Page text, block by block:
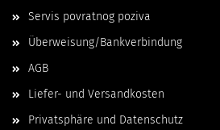
Servis povratnog poziva
Überweisung/Bankverbindung
AGB
Liefer- und Versandkosten
Privatsphäre und Datenschutz